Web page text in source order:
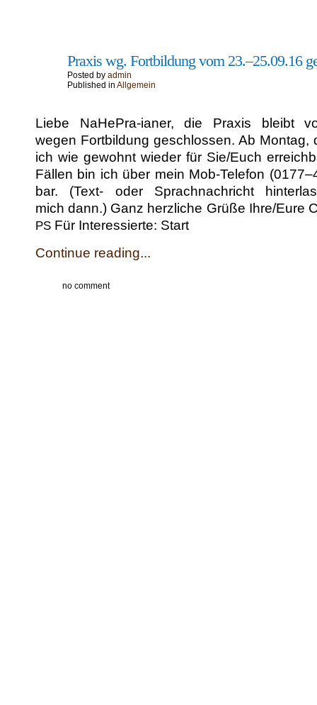
Praxis wg. Fortbildung vom 23.–25.09.16
Posted by admin
Published in Allgemein
Liebe NaHeP­­ra-ian­er, die Prax­is bleibt
wegen Fort­bil­dung geschlossen. Ab Mon­tag,
ich wie gewohnt wieder für Sie/Euch
Fällen bin ich über mein Mob-Tele­­fon
bar. (Text- oder Sprach­nachricht
mich dann.) Ganz her­zliche Grüße Ihre/Eure
PS Für Inter­essierte: Start
Continue reading...
no comment